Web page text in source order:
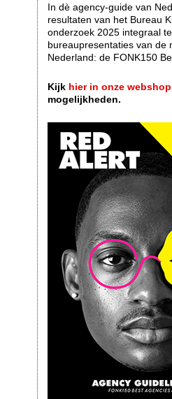
In dè agency-guide van
resultaten van het Bureau
onderzoek 2025 integraal
bureaupresentaties van de
Nederland: de FONK150
Kijk hier in onze webshop
mogelijkheden.